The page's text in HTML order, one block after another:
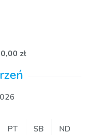
zł
PT SB
ND